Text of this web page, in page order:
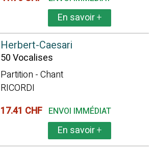
En savoir+
Herbert-Caesari
50 Vocalises
Partition - Chant
RICORDI
17.41 CHF ENVOI IMMÉDIAT
En savoir+